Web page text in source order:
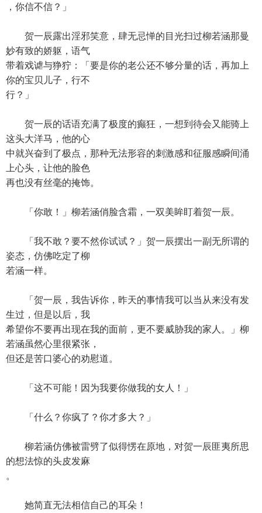
，你信不信？」
贺一辰露出淫邪笑意，肆无忌惮的目光扫过柳若涵那曼
妙有致的娇躯，语气
带着戏谑与狰狞：「要是你的老公还不够分量的话，再加上
你的宝贝儿子，行不
行？」
贺一辰的话语充满了极度的癫狂，一想到待会又能骑上
这头大洋马，他的心
中就兴奋到了极点，那种无法形容的刺激感和征服感瞬间涌
上心头，让他的脸色
再也没有丝毫的掩饰。
「你敢！」柳若涵俏脸含霜，一双美眸盯着贺一辰。
「我不敢？要不然你试试？」贺一辰摆出一副无所谓的
姿态，仿佛吃定了柳
若涵一样。
「贺一辰，我告诉你，昨天的事情我可以当从来没有发
生过，但是以后，我
希望你不要再出现在我的面前，更不要威胁我的家人。」柳
若涵虽然心里很紧张，
但还是苦口婆心的劝慰道。
「这不可能！因为我要你做我的女人！」
「什么？你疯了？你才多大？」
柳若涵仿佛被雷劈了似得愣在原地，对贺一辰匪夷所思
的想法惊的头皮发麻
。
她简直无法相信自己的耳朵！